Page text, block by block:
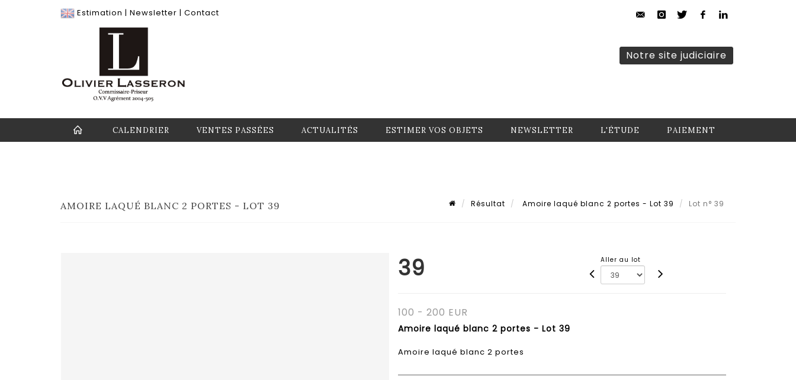
Estimation | Newsletter | Contact
Notre site judiciaire
CALENDRIER VENTES PASSÉES ACTUALITÉS ESTIMER VOS OBJETS NEWSLETTER L'ÉTUDE PAIEMENT
AMOIRE LAQUÉ BLANC 2 PORTES - LOT 39 Résultat Amoire laqué blanc 2 portes - Lot 39 Lot n° 39
39 Aller au lot
100 - 200 EUR
Amoire laqué blanc 2 portes - Lot 39
Amoire laqué blanc 2 portes